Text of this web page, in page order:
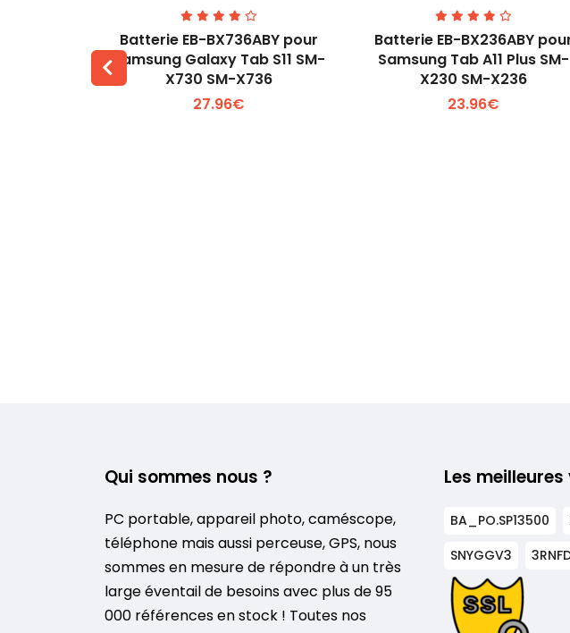
Voir plus +
Batterie EB-BX736ABY pour
Samsung Galaxy Tab S11 SM-
X730 SM-X736
27.96€
Voir plus +
Batterie EB-BX236ABY
Samsung Tab A11 Plus SM-
X230 SM-X236
23.96€
Qui sommes nous ?
PC portable, appareil photo, caméscope,
téléphone mais aussi perceuse, GPS, nous
sommes en mesure de répondre à un très
large éventail de besoins avec plus de 95
000 références en stock ! Toutes nos
Les
BA_PO.SP13500
SNYGGV3